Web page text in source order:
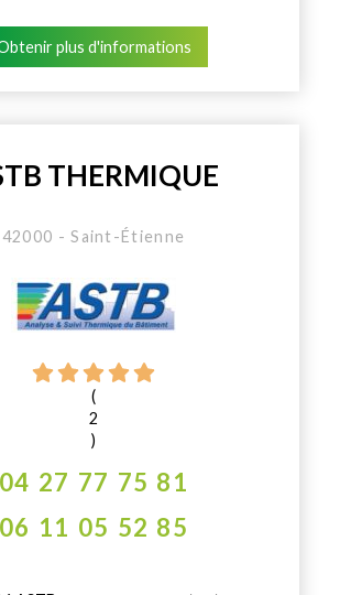
plus d'informations
THERMIQUE
42000 - Saint-Étienne
(
2
)
04 27 77 75 81
06 11 05 52 85